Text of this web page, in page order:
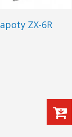
ZX-6R